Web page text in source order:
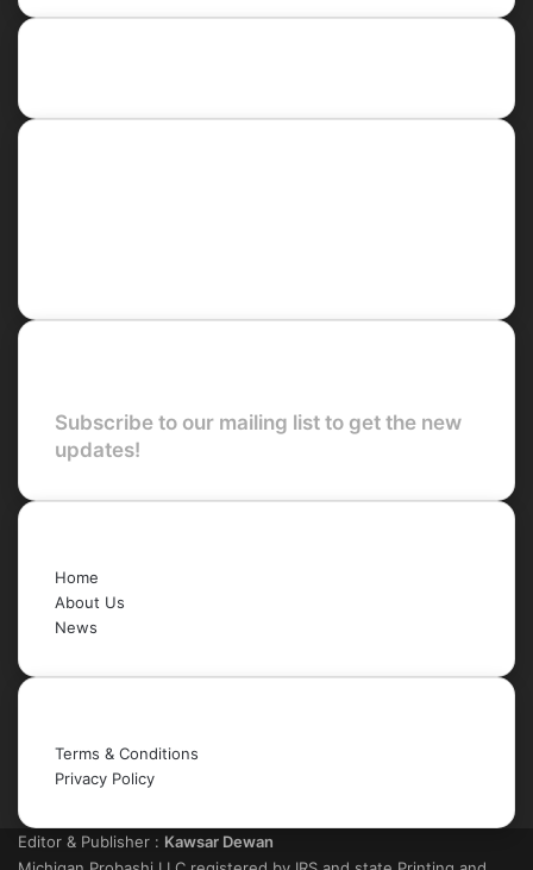
Subscribe to our mailing list to get the new
updates!
Home
About Us
News
Terms & Conditions
Privacy Policy
Editor & Publisher : Kawsar Dewan